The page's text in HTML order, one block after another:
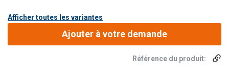
Afficher toutes les variantes
Ajouter à votre demande
Référence du produit: